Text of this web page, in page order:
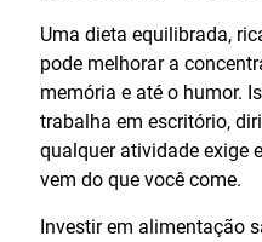
Uma dieta equilibrada,
pode melhorar a
memória e até o humor.
trabalha em escritório,
qualquer atividade exige
vem do que você come.
Investir em alimentação